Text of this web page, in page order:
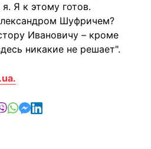
я. Я к этому готов.
Шуфричем?
Ивановичу – кроме
никакие не решает".
в Telegram
в Facebook
в X
отправить в Viber
отправить в Whatsapp
отправить в Messenger
отправить в LinkedIn